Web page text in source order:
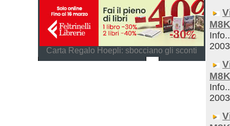
Carta Regalo Hoepli: sbocciano gli sconti
2003
2003